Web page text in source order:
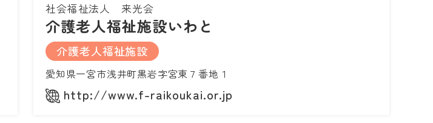
社会福祉法人 来光会
介護老人福祉施設いわと
介護老人福祉施設
愛知県一宮市浅井町黒岩字宮東７番地１
http://www.f-raikoukai.or.jp